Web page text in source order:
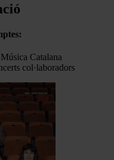
Catalana
col·laboradors